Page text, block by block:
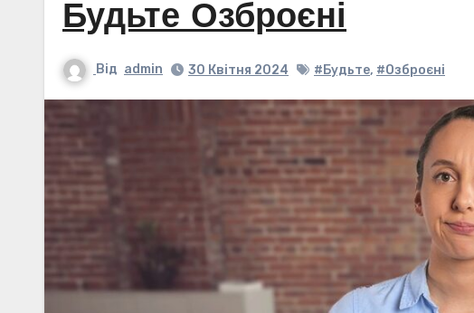
Будьте Озброєні
Від admin 30 Квітня 2024 #Будьте, #Озброєні